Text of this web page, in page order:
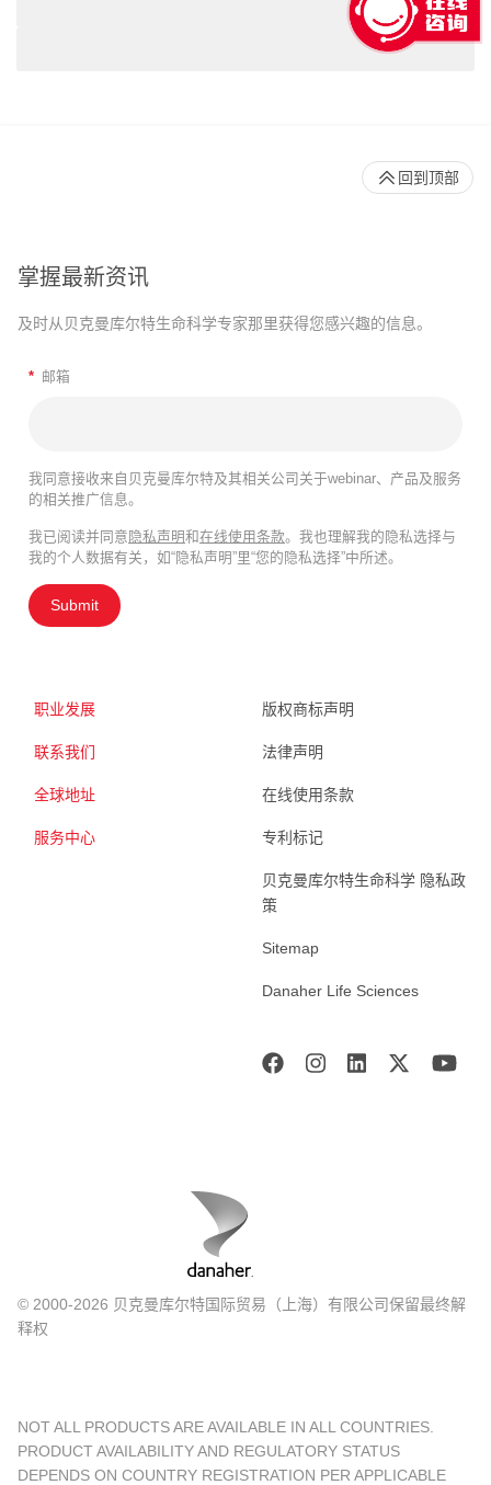
掌握最新资讯
及时从贝克曼库尔特生命科学专家那里获得您感兴趣的信息。
* 邮箱
我同意接收来自贝克曼库尔特及其相关公司关于webinar、产品及服务
的相关推广信息。
我已阅读并同意 隐私声明和在线使用条款。我也理解我的隐私选择与
我的个人数据有关，如“隐私声明”里“您的隐私选择”中所述。
Submit
职业发展
联系我们
全球地址
服务中心
版权商标声明
法律声明
在线使用条款
专利标记
贝克曼库尔特生命科学 隐私政
策
Sitemap
Danaher Life Sciences
回到顶部
© 2000-2026 贝克曼库尔特国际贸易（上海）有限公司保留最终解
释权
NOT ALL PRODUCTS ARE AVAILABLE IN ALL COUNTRIES.
PRODUCT AVAILABILITY AND REGULATORY STATUS
DEPENDS ON COUNTRY REGISTRATION PER APPLICABLE